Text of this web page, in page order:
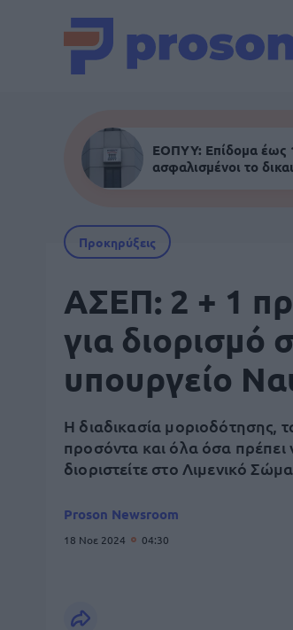
ΕΟΠΥΥ: Επίδομα έως
ασφαλισμένοι το
Προκηρύξεις
ΑΣΕΠ: 2 + 1
για διορισμό
υπουργείο
Η διαδικασία μοριοδότησης,
προσόντα και όλα όσα πρέπει
διοριστείτε στο Λιμενικό Σώμα
Proson Newsroom
18 Νοε 2024 04:30